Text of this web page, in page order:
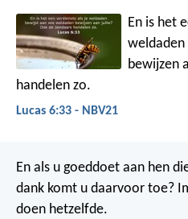
En is het
bewijzen
handelen zo.
Lucas 6:33 - NBV21
En als u goeddoet aan hen
dank komt u daarvoor toe?
doen hetzelfde.